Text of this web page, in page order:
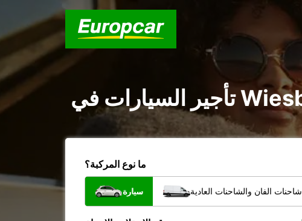
ما نوع المركبة؟
سيارة شاحنات الفان والشاحنات العادية